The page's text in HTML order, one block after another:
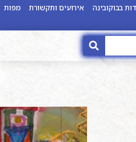
בבוקובינה אירועים ותקשורת
מפות